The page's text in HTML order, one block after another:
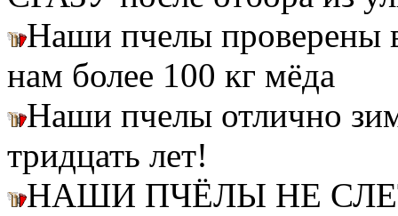
Наши пчелы
нам более 100 кг мёда
Наши пчелы отлично
тридцать лет!
НАШИ ПЧЁЛЫ НЕ